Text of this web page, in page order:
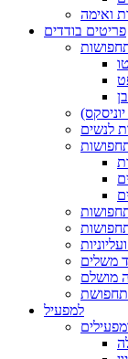
ואימה
פריטים בודדים
לנשים
משלים
מושלם
למפעיל